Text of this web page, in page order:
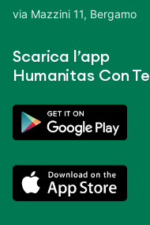
via Mazzini 11, Bergamo
Scarica l’app
Humanitas Con Te